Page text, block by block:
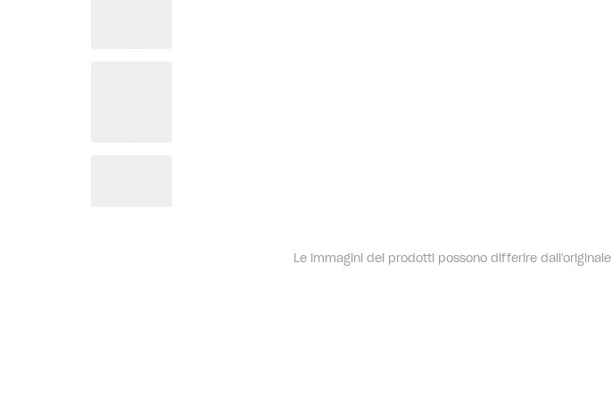
Le immagini dei prodotti possono differire dall'originale